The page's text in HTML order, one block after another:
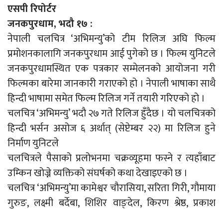
एसपी रिपोर्टर
जनकपुरधाम, भदौ १७ :
नेपाली चलचित्र ‘अभिमन्यु’को टीम रिलिज अघि फिल्म
प्रमोशनकालागि जनकपुरधाम आई पुगेको छ । फिल्म युनिटले
जनकपुरधामस्थित एक पत्रकार सम्मेलनको आयोजना गरी
फिल्मका बारेमा जानकारी गराएको हो । नेपाली भाषाका साथै
हिन्दी भाषामा समेत फिल्म रिलिज गर्ने तयारी गरिएको हो ।
चलचित्र ‘अभिमन्यु’ भदौ २७ गते रिलिज हुँदैछ । यो चलचित्रको
हिन्दी भर्सन असोज ६ अर्थात् (सेप्टेम्बर २२) मा रिलिज हुने
निर्माण युनिटले
चलचित्रले पैसाको प्रलोभनमा चक्रव्यूहमा फस्ने र त्यहाँबाट
उम्किन खोज्ने व्यक्तिको संघर्षको कथा देखाइएको छ ।
चलचित्र ‘अभिमन्यु’मा कामेश्वर चौरासिया, सरिता गिरी, गौमाया
गुरुङ, लक्ष्मी बर्देबा, शिशिर वाङ्देल, किरण श्रेष्ठ, प्रकाश